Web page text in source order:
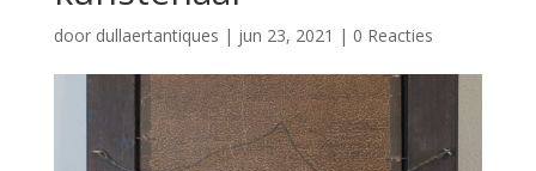
door dullaertantiques | jun 23, 2021 | 0 Reacties